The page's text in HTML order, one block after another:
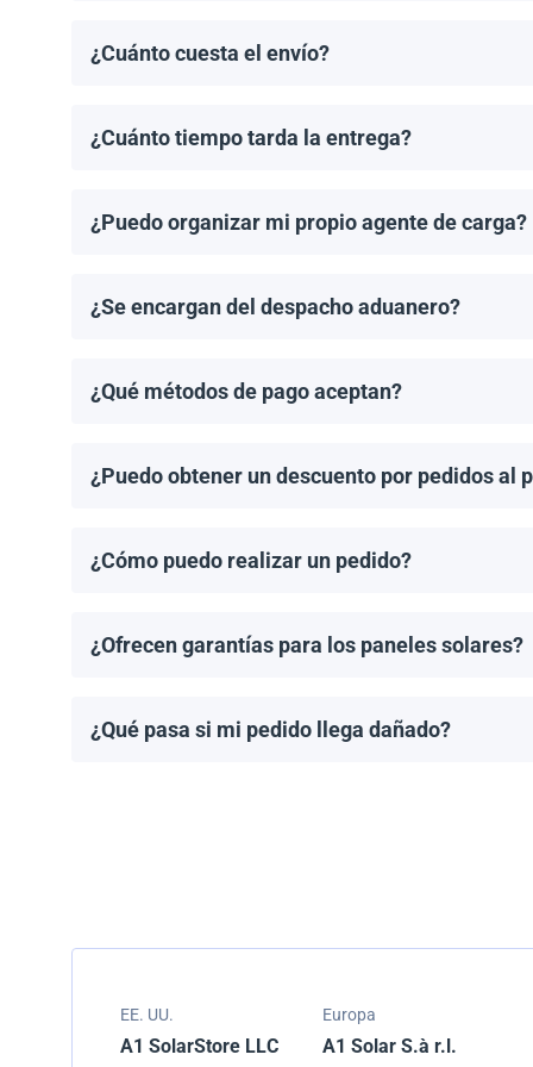
¿Cuánto cuesta el envío?
¿Cuánto tiempo tarda la entrega?
¿Puedo organizar mi propio agente de carga?
¿Se encargan del despacho aduanero?
¿Qué métodos de pago aceptan?
¿Puedo obtener un descuento por pedidos al
¿Cómo puedo realizar un pedido?
¿Ofrecen garantías para los paneles solares?
¿Qué pasa si mi pedido llega dañado?
EE. UU.
A1 SolarStore LLC
Europa
A1 Solar S.à r.l.